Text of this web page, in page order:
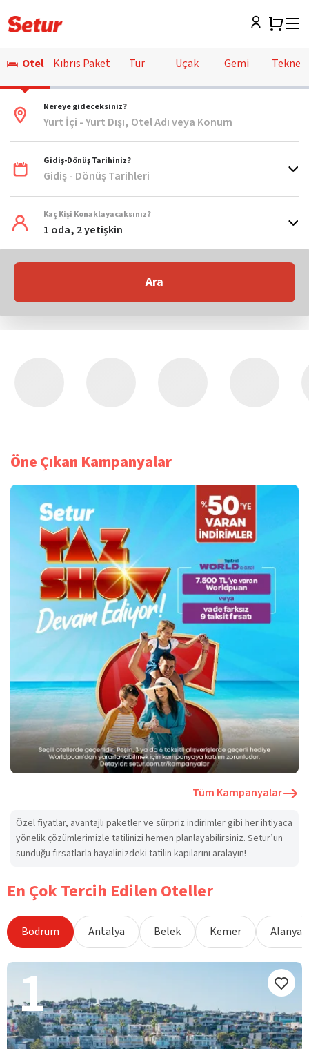
Otel Kıbrıs Paket Tur Uçak Gemi Tekne
Nereye gideceksiniz?
Yurt İçi - Yurt Dışı, Otel Adı veya Konum
Gidiş-Dönüş Tarihiniz?
Gidiş - Dönüş Tarihleri
Kaç Kişi Konaklayacaksınız?
1 oda, 2 yetişkin
Ara
Öne Çıkan Kampanyalar
Tüm Kampanyalar
Özel fiyatlar, avantajlı paketler ve sürpriz indirimler gibi her ihtiyaca
yönelik çözümlerimizle tatilinizi hemen planlayabilirsiniz. Setur’un
sunduğu fırsatlarla hayalinizdeki tatilin kapılarını aralayın!
En Çok Tercih Edilen Oteller
Bodrum Antalya Belek Kemer Alanya
1